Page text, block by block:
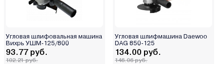
Угловая шлифовальная машина
Вихрь УШМ-125/800
93.77 руб.
102.21 руб.
Угловая шлифмашина Daewoo
DAG 850-125
134.00 руб.
146.06 руб.